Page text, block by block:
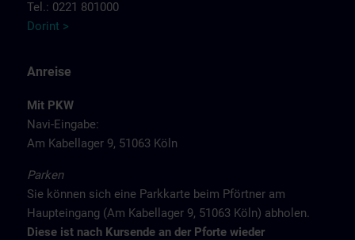
Tel.: 0221 801000
Dorint >
Anreise
Mit PKW
Navi-Eingabe:
Am Kabellager 9, 51063 Köln
Parken
Sie können sich eine Parkkarte beim Pförtner am
Haupteingang (Am Kabellager 9, 51063 Köln) abholen.
Diese ist nach Kursende an der Pforte wieder